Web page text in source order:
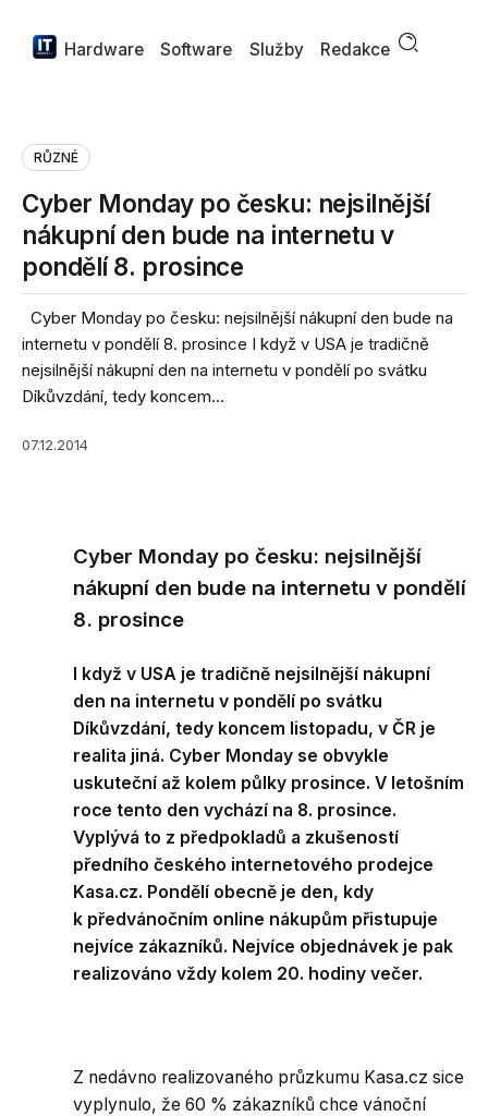
Hardware Software Služby Redakce
RŮZNÉ
Cyber Monday po česku: nejsilnější
nákupní den bude na internetu v
pondělí 8. prosince
Cyber Monday po česku: nejsilnější nákupní den bude na
internetu v pondělí 8. prosince I když v USA je tradičně
nejsilnější nákupní den na internetu v pondělí po svátku
Díkůvzdání, tedy koncem...
07.12.2014
Cyber Monday po česku: nejsilnější
nákupní den bude na internetu v pondělí
8. prosince
I když v USA je tradičně nejsilnější nákupní
den na internetu v pondělí po svátku
Díkůvzdání, tedy koncem listopadu, v ČR je
realita jiná. Cyber Monday se obvykle
uskuteční až kolem půlky prosince. V letošním
roce tento den vychází na 8. prosince.
Vyplývá to z předpokladů a zkušeností
předního českého internetového prodejce
Kasa.cz. Pondělí obecně je den, kdy
k předvánočním online nákupům přistupuje
nejvíce zákazníků. Nejvíce objednávek je pak
realizováno vždy kolem 20. hodiny večer.
Z nedávno realizovaného průzkumu Kasa.cz sice
vyplynulo, že 60 % zákazníků chce vánoční